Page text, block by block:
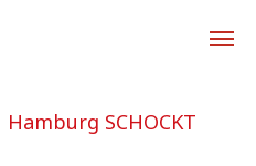
Hamburg SCHOCKT